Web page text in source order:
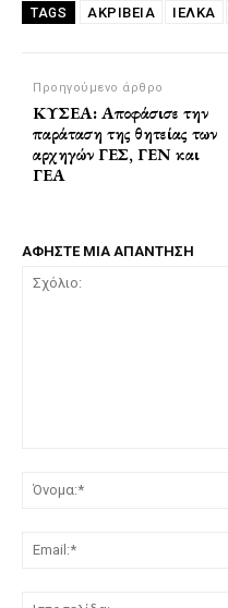
TAGS ΑΚΡΊΒΕΙΑ ΙΕΛΚΑ
Προηγούμενο άρθρο
ΚΥΣΕΑ: Αποφάσισε την
παράταση της θητείας των
αρχηγών ΓΕΣ, ΓΕΝ και
ΓΕΑ
ΑΦΗΣΤΕ ΜΙΑ ΑΠΑΝΤΗΣΗ